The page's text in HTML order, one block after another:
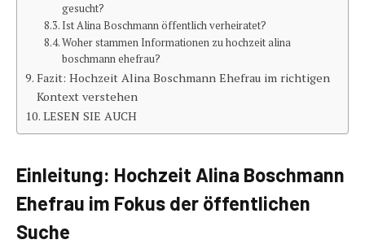
gesucht?
Ist Alina Boschmann öffentlich verheiratet?
Woher stammen Informationen zu hochzeit alina
boschmann ehefrau?
Fazit: Hochzeit Alina Boschmann Ehefrau im richtigen
Kontext verstehen
LESEN SIE AUCH
Einleitung: Hochzeit Alina Boschmann
Ehefrau im Fokus der öffentlichen
Suche